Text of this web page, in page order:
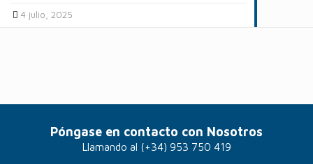
4 julio, 2025
Póngase en contacto con Nosotros
Llamando al (+34) 953 750 419